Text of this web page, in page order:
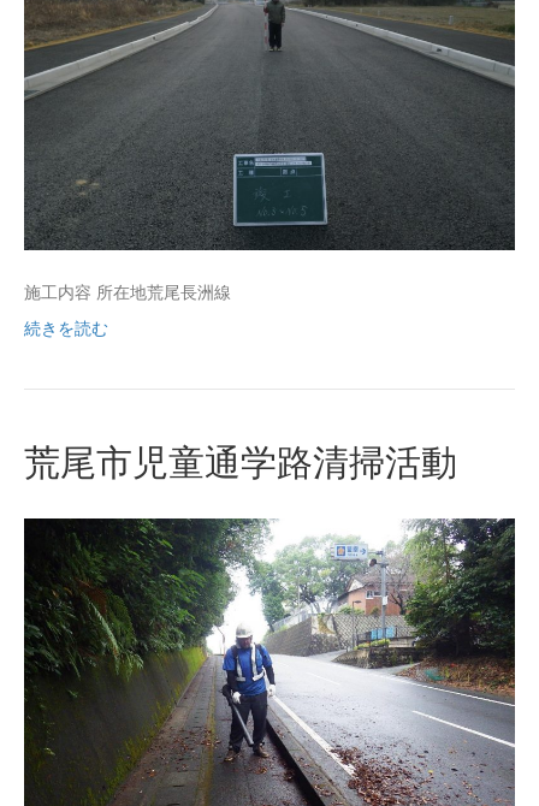
施工内容 所在地荒尾長洲線
続きを読む
荒尾市児童通学路清掃活動